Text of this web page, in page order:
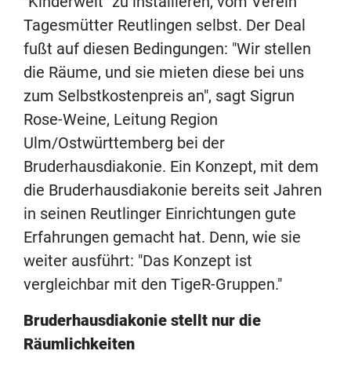
Tagesmütter Reutlingen selbst. Der Deal
fußt auf diesen Bedingungen: "Wir stellen
die Räume, und sie mieten diese bei uns
zum Selbstkostenpreis an", sagt Sigrun
Rose-Weine, Leitung Region
Ulm/Ostwürttemberg bei der
Bruderhausdiakonie. Ein Konzept, mit dem
die Bruderhausdiakonie bereits seit Jahren
in seinen Reutlinger Einrichtungen gute
Erfahrungen gemacht hat. Denn, wie sie
weiter ausführt: "Das Konzept ist
vergleichbar mit den TigeR-Gruppen."
Bruderhausdiakonie stellt nur die
Räumlichkeiten